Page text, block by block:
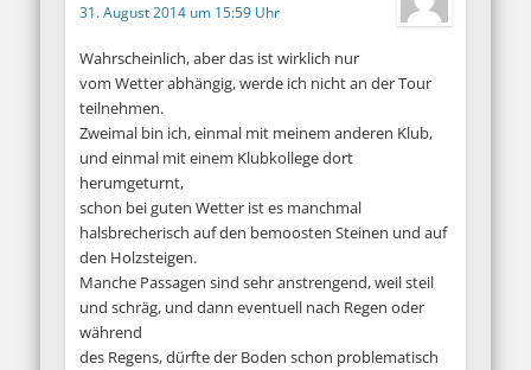
31. August 2014 um 15:59 Uhr
Wahrscheinlich, aber das ist wirklich nur
vom Wetter abhängig, werde ich nicht an der Tour
teilnehmen.
Zweimal bin ich, einmal mit meinem anderen Klub,
und einmal mit einem Klubkollege dort
herumgeturnt,
schon bei guten Wetter ist es manchmal
halsbrecherisch auf den bemoosten Steinen und auf
den Holzsteigen.
Manche Passagen sind sehr anstrengend, weil steil
und schräg, und dann eventuell nach Regen oder
während
des Regens, dürfte der Boden schon problematisch